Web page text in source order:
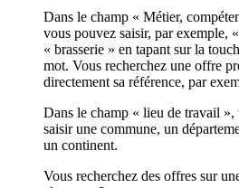
Dans le champ « Métier,
vous pouvez saisir, par exemple,
« brasserie » en tapant sur la
mot. Vous recherchez une offre
directement sa référence, par
Dans le champ « lieu de travail
saisir une commune, un
un continent.
Vous recherchez des offres sur